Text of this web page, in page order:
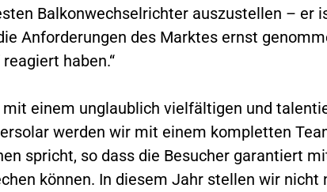
Balkonwechselrichter auszustellen – er
Anforderungen des Marktes ernst
haben.“
mit einem unglaublich vielfältigen und
werden wir mit einem kompletten
spricht, so dass die Besucher garantiert
können. In diesem Jahr stellen wir nicht